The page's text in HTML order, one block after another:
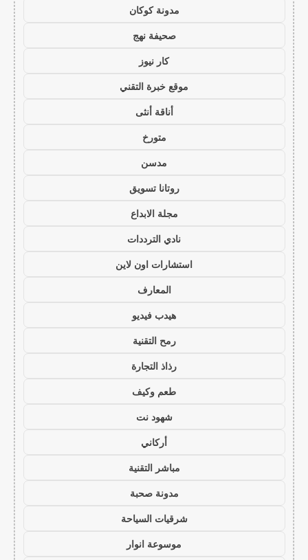
مدونة كوكان
صحيفة نهج
كار نيوز
موقع خبرة التقني
أناقة أنثى
متورخ
مدسن
روتانا تسويق
مجلة الابداع
نادي الترددات
استشارات اون لاين
المعارف
هيدب فيديو
رمح التقنية
رذاذ التجارة
طعم وكيف
شهود نت
أركاني
مباشر التقنية
مدونة صحبة
شرقيات السياحة
موسوعة انوار